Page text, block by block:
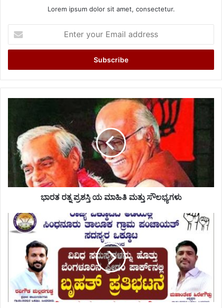
Lorem ipsum dolor sit amet, consectetur.
your
Email
ಭಾರತ ರತ್ನ ಪ್ರಶಸ್ತಿ ಯ ಮಾಹಿತಿ ಮತ್ತು ‌ಸೌಲಭ್ಯಗಳು